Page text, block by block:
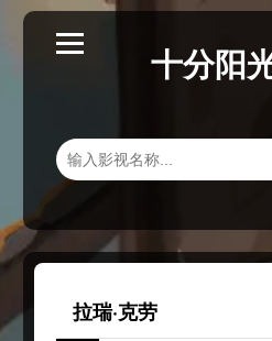
十分阳
拉瑞·克劳